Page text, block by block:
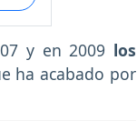
y en 2009 los
ha acabado por